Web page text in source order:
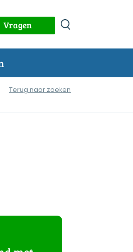
Vragen
Terug naar zoeken